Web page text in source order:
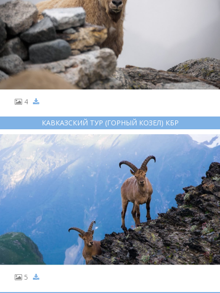
4
КАВКАЗСКИЙ ТУР (ГОРНЫЙ КОЗЕЛ) КБР
5